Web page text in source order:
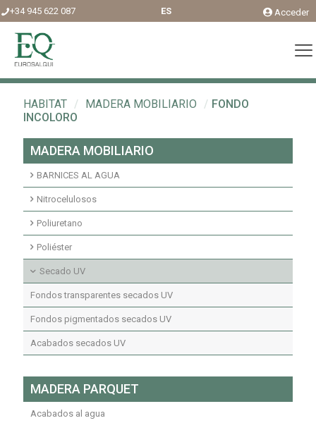
+34 945 622 087 ES Acceder
HABITAT / MADERA MOBILIARIO / FONDO
INCOLORO
MADERA MOBILIARIO
BARNICES AL AGUA
Acabados agua interior
Fondos agua interior
Nitrocelulosos
Fondos Nitrocelulosos
Acabados nitrocelulosos
Poliuretano
Imprimaciones y fondos transparentes poliuretano
Imprimaciones y fondos pigmentados poliuretano
Acabados pigmentados poliuretano
Acabados transparentes poliuretano
Fondos y acabados poliuretano ignífugos
Poliéster
Fondos transparentes poliéster insaturado
Fondos pigmentados poliéster insaturado
Acabados transparentes poliéster insaturado
Secado UV
Fondos transparentes secados UV
Fondos pigmentados secados UV
Acabados secados UV
MADERA PARQUET
Acabados al agua